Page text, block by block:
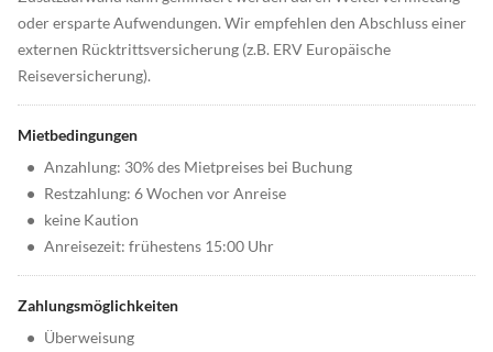
oder ersparte Aufwendungen. Wir empfehlen den Abschluss einer
externen Rücktrittsversicherung (z.B. ERV Europäische
Reiseversicherung).
Mietbedingungen
• Anzahlung: 30% des Mietpreises bei Buchung
• Restzahlung: 6 Wochen vor Anreise
• keine Kaution
• Anreisezeit: frühestens 15:00 Uhr
Zahlungsmöglichkeiten
• Überweisung